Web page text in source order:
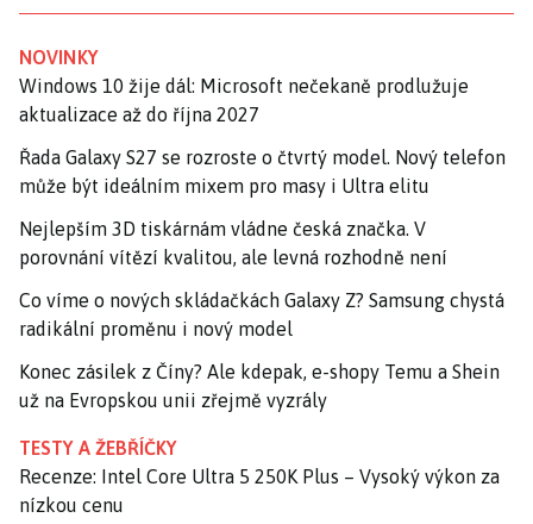
NOVINKY
Windows 10 žije dál: Microsoft nečekaně prodlužuje
aktualizace až do října 2027
Řada Galaxy S27 se rozroste o čtvrtý model. Nový telefon
může být ideálním mixem pro masy i Ultra elitu
Nejlepším 3D tiskárnám vládne česká značka. V
porovnání vítězí kvalitou, ale levná rozhodně není
Co víme o nových skládačkách Galaxy Z? Samsung chystá
radikální proměnu i nový model
Konec zásilek z Číny? Ale kdepak, e-shopy Temu a Shein
už na Evropskou unii zřejmě vyzrály
TESTY A ŽEBŘÍČKY
Recenze: Intel Core Ultra 5 250K Plus – Vysoký výkon za
nízkou cenu